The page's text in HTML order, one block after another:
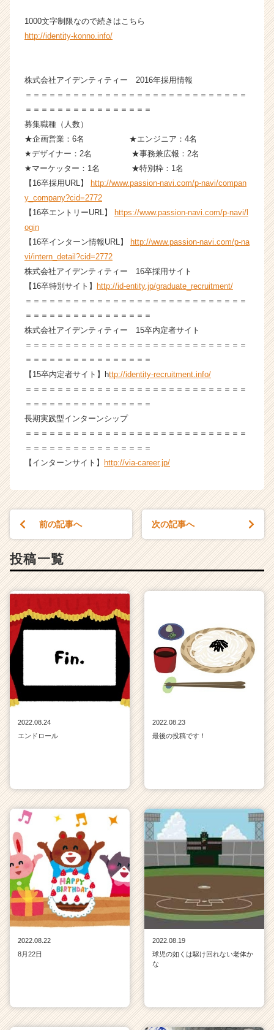
く
就
ト
チ
ア
h
e
e
C
a
e
e
r）
1000文字制限なので続きはこちら
http://identity-konno.info/
株式会社アイデンティティー 2016年採用情報
＝＝＝＝＝＝＝＝＝＝＝＝＝＝＝＝＝＝＝＝＝＝＝＝＝＝＝＝
＝＝＝＝＝＝＝＝＝＝＝＝＝＝＝＝
募集職種（人数）
★企画営業：6名 ★エンジニア：4名
★デザイナー：2名 ★事務兼広報：2名
★マーケッター：1名 ★特別枠：1名
【16卒採用URL】
http://www.passion-navi.com/p-navi/compan
y_company?cid=2772
【16卒エントリーURL】
https://www.passion-navi.com/p-navi/l
ogin
【16卒インターン情報URL】
http://www.passion-navi.com/p-na
vi/intern_detail?cid=2772
株式会社アイデンティティー 16卒採用サイト
【16卒特別サイト】
http://id-entity.jp/graduate_recruitment/
＝＝＝＝＝＝＝＝＝＝＝＝＝＝＝＝＝＝＝＝＝＝＝＝＝＝＝＝
＝＝＝＝＝＝＝＝＝＝＝＝＝＝＝＝
株式会社アイデンティティー 15卒内定者サイト
＝＝＝＝＝＝＝＝＝＝＝＝＝＝＝＝＝＝＝＝＝＝＝＝＝＝＝＝
＝＝＝＝＝＝＝＝＝＝＝＝＝＝＝＝
【15卒内定者サイト】http://identity-recruitment.info/
＝＝＝＝＝＝＝＝＝＝＝＝＝＝＝＝＝＝＝＝＝＝＝＝＝＝＝＝
＝＝＝＝＝＝＝＝＝＝＝＝＝＝＝＝
長期実践型インターンシップ
＝＝＝＝＝＝＝＝＝＝＝＝＝＝＝＝＝＝＝＝＝＝＝＝＝＝＝＝
＝＝＝＝＝＝＝＝＝＝＝＝＝＝＝＝
【インターンサイト】
http://via-career.jp/
前の記事へ 次の記事へ
投稿一覧
2022.08.24
エンドロール
2022.08.23
最後の投稿です！
2022.08.22
8月22日
2022.08.19
球児の如くは駆け回れない老体か
な